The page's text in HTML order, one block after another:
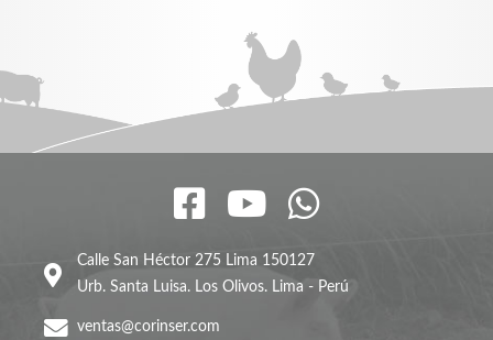
Calle San Héctor 275 Lima 150127
Urb. Santa Luisa. Los Olivos. Lima - Perú
ventas@corinser.com